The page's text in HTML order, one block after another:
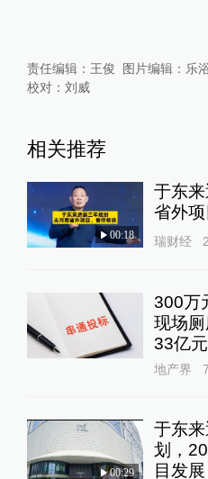
责任编辑： 王俊 图片编辑： 乐
校对： 刘威
相关推荐
00:18
于东
省外
瑞财经
300万
现场
33亿
地产界
00:29
于东
划，
目发展